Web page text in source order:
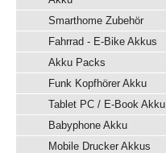
Smarthome Zubehör
Fahrrad - E-Bike Akkus
Akku Packs
Funk Kopfhörer Akku
Tablet PC / E-Book Akku
Babyphone Akku
Mobile Drucker Akkus